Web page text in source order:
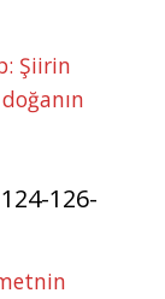
Şiirin
126-